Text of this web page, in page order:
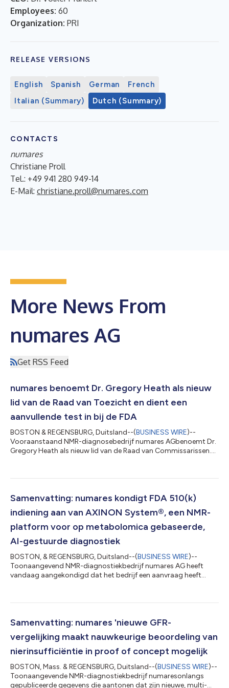
Employees: 60
Organization: PRI
RELEASE VERSIONS
English Spanish German
French
Italian (Summary)
Dutch (Summary)
CONTACTS
numares
Christiane Proll
Tel.: +49 941 280 949-14
E-Mail: christiane.proll@numares.com
More News From
numares AG
Get RSS Feed
numares benoemt Dr. Gregory Heath als nieuw
lid van de Raad van Toezicht en dient een
aanvullende test in bij de FDA
BOSTON & REGENSBURG, Duitsland--(BUSINESS WIRE)--
Vooraanstaand NMR-diagnosebedrijf numares AGbenoemt Dr.
Gregory Heath als nieuw lid van de Raad van Commissarissen.
en lancering van in vitro diagnostica (IVD's). Hij zal numares
gebaseerde diagnostische tests die worden uitgevoerd op het
eigen, AI-gestuurde IVD-pl...
Samenvatting: numares kondigt FDA 510(k)
indiening aan van AXINON System®, een NMR-
platform voor op metabolomica gebaseerde,
AI-gestuurde diagnostiek
BOSTON, & REGENSBURG, Duitsland--(BUSINESS WIRE)--
Toonaangevend NMR-diagnostiekbedrijf numares AG heeft
vandaag aangekondigd dat het bedrijf een aanvraag heeft
AI-gestuurde, metabolomics-gebaseerde diagnostiek. Indien
klinische laboratoriumsysteem worden dat gebruikmaakt van
AI-geëvalueerde metabole gegevens. Verschillende multi...
Samenvatting: numares 'nieuwe GFR-
vergelijking maakt nauwkeurige beoordeling van
nierinsufficiëntie in proof of concept mogelijk
BOSTON, Mass. & REGENSBURG, Duitsland--(BUSINESS WIRE)--
Toonaangevende NMR-diagnostiekbedrijf numaresonlangs
gepubliceerde gegevens die aantonen dat zijn nieuwe, multi-